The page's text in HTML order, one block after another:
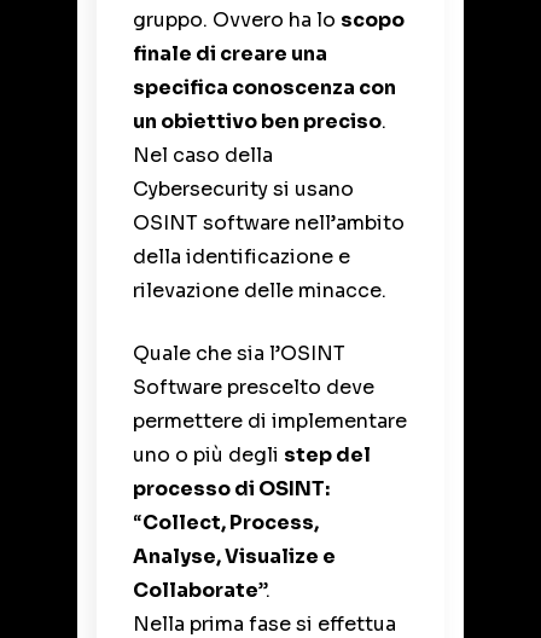
gruppo. Ovvero ha lo scopo
finale di creare una
specifica conoscenza con
un obiettivo ben preciso.
Nel caso della
Cybersecuritysi usano
OSINT software nell’ambito
della identificazione e
rilevazione delle minacce.
Quale che sia l’OSINT
Software prescelto deve
permettere di implementare
uno o più degli step del
processo di OSINT:
“Collect, Process,
Analyse, Visualize e
Collaborate”.
Nella prima fase si effettua